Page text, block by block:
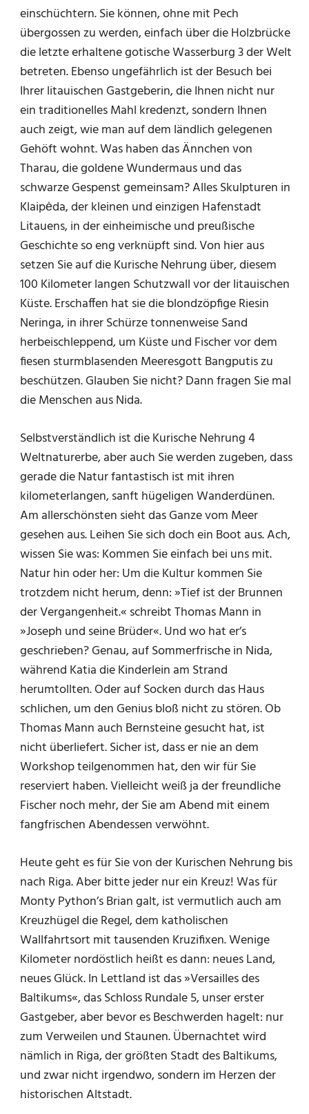
einschüchtern. Sie können, ohne mit Pech
übergossen zu werden, einfach über die Holzbrücke
die letzte erhaltene gotische Wasserburg 3 der Welt
betreten. Ebenso ungefährlich ist der Besuch bei
Ihrer litauischen Gastgeberin, die Ihnen nicht nur
ein traditionelles Mahl kredenzt, sondern Ihnen
auch zeigt, wie man auf dem ländlich gelegenen
Gehöft wohnt. Was haben das Ännchen von
Tharau, die goldene Wundermaus und das
schwarze Gespenst gemeinsam? Alles Skulpturen in
Klaipėda, der kleinen und einzigen Hafenstadt
Litauens, in der einheimische und preußische
Geschichte so eng verknüpft sind. Von hier aus
setzen Sie auf die Kurische Nehrung über, diesem
100 Kilometer langen Schutzwall vor der litauischen
Küste. Erschaffen hat sie die blondzöpfige Riesin
Neringa, in ihrer Schürze tonnenweise Sand
herbeischleppend, um Küste und Fischer vor dem
fiesen sturmblasenden Meeresgott Bangputis zu
beschützen. Glauben Sie nicht? Dann fragen Sie mal
die Menschen aus Nida.
Selbstverständlich ist die Kurische Nehrung 4
Weltnaturerbe, aber auch Sie werden zugeben, dass
gerade die Natur fantastisch ist mit ihren
kilometerlangen, sanft hügeligen Wanderdünen.
Am allerschönsten sieht das Ganze vom Meer
gesehen aus. Leihen Sie sich doch ein Boot aus. Ach,
wissen Sie was: Kommen Sie einfach bei uns mit.
Natur hin oder her: Um die Kultur kommen Sie
trotzdem nicht herum, denn: »Tief ist der Brunnen
der Vergangenheit.« schreibt Thomas Mann in
»Joseph und seine Brüder«. Und wo hat er’s
geschrieben? Genau, auf Sommerfrische in Nida,
während Katia die Kinderlein am Strand
herumtollten. Oder auf Socken durch das Haus
schlichen, um den Genius bloß nicht zu stören. Ob
Thomas Mann auch Bernsteine gesucht hat, ist
nicht überliefert. Sicher ist, dass er nie an dem
Workshop teilgenommen hat, den wir für Sie
reserviert haben. Vielleicht weiß ja der freundliche
Fischer noch mehr, der Sie am Abend mit einem
fangfrischen Abendessen verwöhnt.
Heute geht es für Sie von der Kurischen Nehrung bis
nach Riga. Aber bitte jeder nur ein Kreuz! Was für
Monty Python’s Brian galt, ist vermutlich auch am
Kreuzhügel die Regel, dem katholischen
Wallfahrtsort mit tausenden Kruzifixen. Wenige
Kilometer nordöstlich heißt es dann: neues Land,
neues Glück. In Lettland ist das »Versailles des
Baltikums«, das Schloss Rundale 5, unser erster
Gastgeber, aber bevor es Beschwerden hagelt: nur
zum Verweilen und Staunen. Übernachtet wird
nämlich in Riga, der größten Stadt des Baltikums,
und zwar nicht irgendwo, sondern im Herzen der
historischen Altstadt.